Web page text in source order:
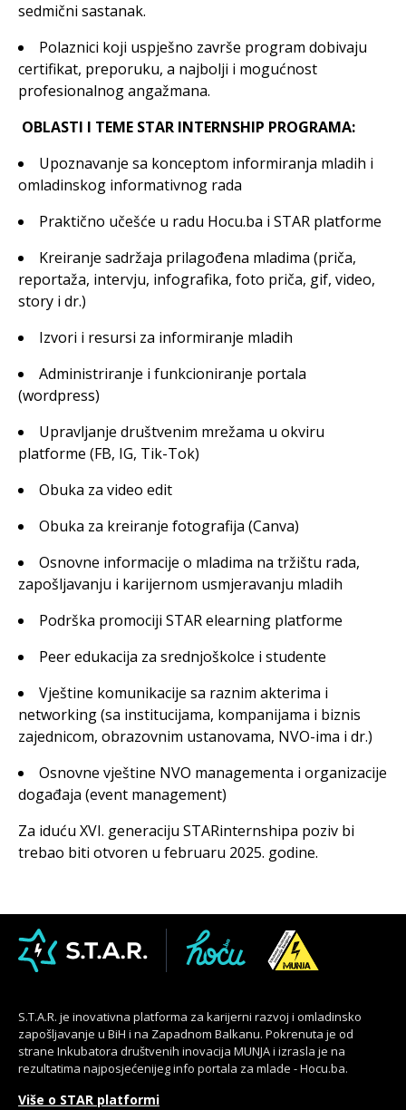
sedmični sastanak.
Polaznici koji uspješno završe program dobivaju
certifikat, preporuku, a najbolji i mogućnost
profesionalnog angažmana.
OBLASTI I TEME STAR INTERNSHIP PROGRAMA:
Upoznavanje sa konceptom informiranja mladih i
omladinskog informativnog rada
Praktično učešće u radu Hocu.ba i STAR platforme
Kreiranje sadržaja prilagođena mladima (priča,
reportaža, intervju, infografika, foto priča, gif, video,
story i dr.)
Izvori i resursi za informiranje mladih
Administriranje i funkcioniranje portala
(wordpress)
Upravljanje društvenim mrežama u okviru
platforme (FB, IG, Tik-Tok)
Obuka za video edit
Obuka za kreiranje fotografija (Canva)
Osnovne informacije o mladima na tržištu rada,
zapošljavanju i karijernom usmjeravanju mladih
Podrška promociji STAR elearning platforme
Peer edukacija za srednjoškolce i studente
Vještine komunikacije sa raznim akterima i
networking (sa institucijama, kompanijama i biznis
zajednicom, obrazovnim ustanovama, NVO-ima i dr.)
Osnovne vještine NVO managementa i organizacije
događaja (event management)
Za iduću XVI. generaciju STARinternshipa poziv bi
trebao biti otvoren u februaru 2025. godine.
S.T.A.R. je inovativna platforma za karijerni razvoj i omladinsko
zapošljavanje u BiH i na Zapadnom Balkanu. Pokrenuta je od
strane Inkubatora društvenih inovacija MUNJA i izrasla je na
rezultatima najposjećenijeg info portala za mlade - Hocu.ba.
Više o STAR platformi